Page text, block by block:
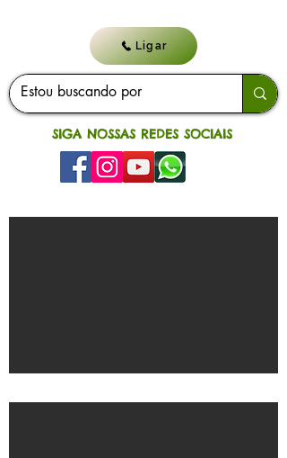
Ligar
SIGA NOSSAS REDES SOCIAIS